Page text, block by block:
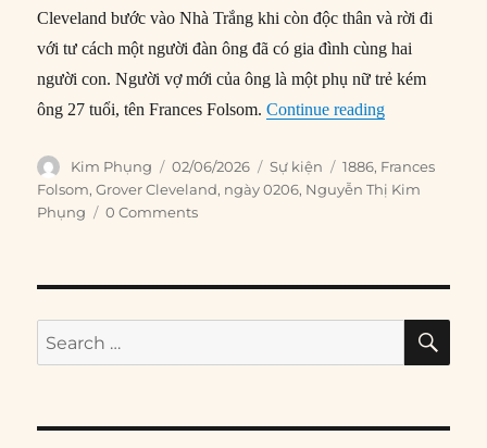
Cleveland bước vào Nhà Trắng khi còn độc thân và rời đi
với tư cách một người đàn ông đã có gia đình cùng hai
người con. Người vợ mới của ông là một phụ nữ trẻ kém
ông 27 tuổi, tên Frances Folsom.Continue reading“02/06/1886:
Author
Kim Phụng
Posted
on
02/06/2026 Categories
Sự kiện Tags
1886, Frances
Folsom,Grover Cleveland, ngày 0206, Nguyễn Thị Kim
Phụng
0 Comments
Search
for: